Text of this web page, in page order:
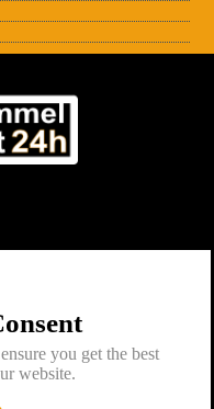
you get the best
website.